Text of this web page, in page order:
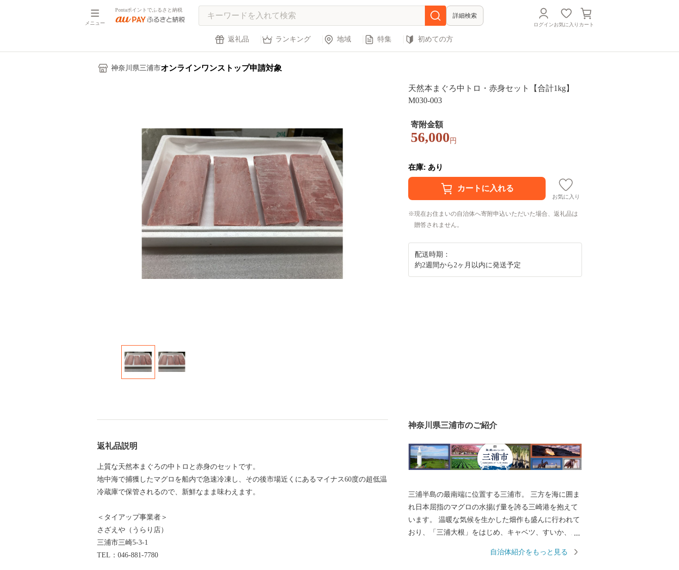
メニュー
Pontaポイントでふるさと納税
詳細検索
ログインお気に入り カート
返礼品 ランキング 地域 特集 初めての方
神奈川県三浦市オンラインワンストップ申請対象
天然本まぐろ中トロ・赤身セット【合計1kg】
M030-003
寄附金額
56,000 円
在庫: あり
お気に入り
現在お住まいの自治体へ寄附申込いただいた場合、返礼品は
贈答されません。
配送時期：
約2週間から2ヶ月以内に発送予定
返礼品説明
上質な天然本まぐろの中トロと赤身のセットです。
地中海で捕獲したマグロを船内で急速冷凍し、その後市場近くにあるマイナス60度の超低温
冷蔵庫で保管されるので、新鮮なまま味わえます。
＜タイアップ事業者＞
さざえや（うらり店）
三浦市三崎5-3-1
TEL：046-881-7780
神奈川県三浦市のご紹介
三浦半島の最南端に位置する三浦市。 三方を海に囲ま
れ日本屈指のマグロの水揚げ量を誇る三崎港を抱えて
います。 温暖な気候を生かした畑作も盛んに行われて
おり、「三浦大根」をはじめ、キャベツ、すいか、メ
新鮮な魚介類を食べることができるお店がたくさんあ
自治体紹介をもっと見る